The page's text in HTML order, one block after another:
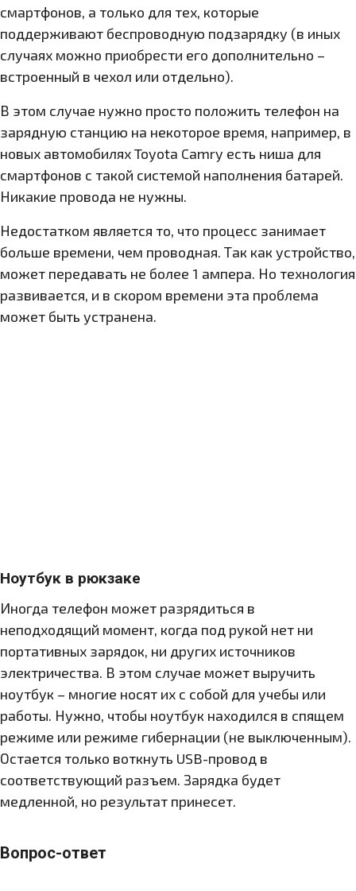
смартфонов, а только для тех, которые
поддерживают беспроводную подзарядку (в иных
случаях можно приобрести его дополнительно –
встроенный в чехол или отдельно).
В этом случае нужно просто положить телефон на
зарядную станцию на некоторое время, например, в
новых автомобилях Toyota Camry есть ниша для
смартфонов с такой системой наполнения батарей.
Никакие провода не нужны.
Недостатком является то, что процесс занимает
больше времени, чем проводная. Так как устройство,
может передавать не более 1 ампера. Но технология
развивается, и в скором времени эта проблема
может быть устранена.
Ноутбук в рюкзаке
Иногда телефон может разрядиться в
неподходящий момент, когда под рукой нет ни
портативных зарядок, ни других источников
электричества. В этом случае может выручить
ноутбук – многие носят их с собой для учебы или
работы. Нужно, чтобы ноутбук находился в спящем
режиме или режиме гибернации (не выключенным).
Остается только воткнуть USB-провод в
соответствующий разъем. Зарядка будет
медленной, но результат принесет.
Вопрос-ответ